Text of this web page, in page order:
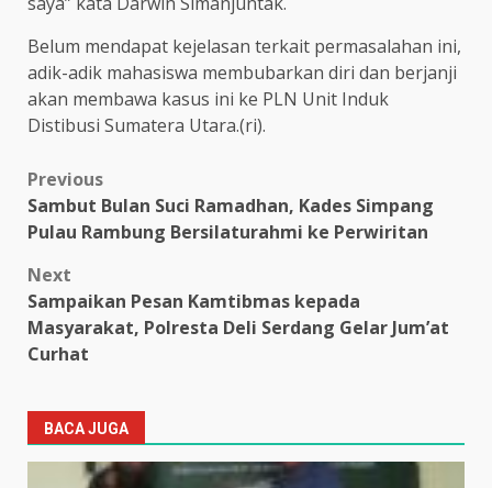
Belum mendapat kejelasan terkait permasalahan ini,
adik-adik mahasiswa membubarkan diri dan berjanji
akan membawa kasus ini ke PLN Unit Induk
Distibusi Sumatera Utara.(ri).
Post
navigation
Previous
Sambut Bulan Suci Ramadhan, Kades Simpang
Pulau Rambung Bersilaturahmi ke Perwiritan
Next
Sampaikan Pesan Kamtibmas kepada
Masyarakat, Polresta Deli Serdang Gelar Jum’at
Curhat
BACA JUGA